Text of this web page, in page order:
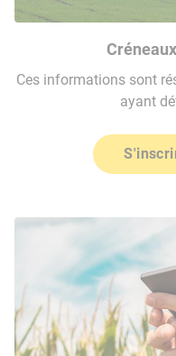
Ces informations sont
ayant